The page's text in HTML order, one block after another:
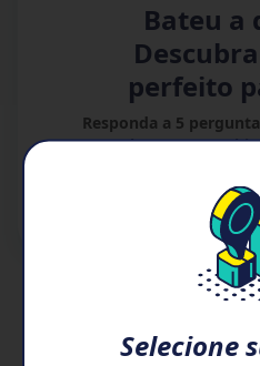
Bateu a
perfeito
Responda a 5
o plano que
Selecione